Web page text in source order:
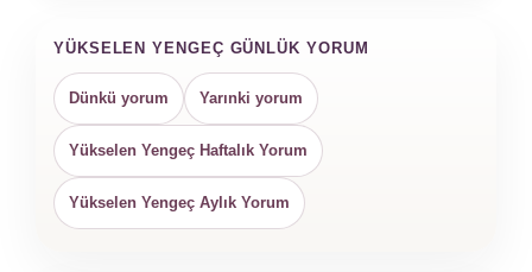
YÜKSELEN YENGEÇ GÜNLÜK YORUM
Dünkü yorum Yarınki yorum
Yükselen Yengeç Haftalık Yorum
Yükselen Yengeç Aylık Yorum